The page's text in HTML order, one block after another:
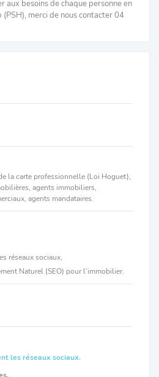
aux besoins de chaque personne en
merci de nous contacter 04
la carte professionnelle (Loi Hoguet),
agents immobiliers,
agents mandataires.
réseaux sociaux,
Naturel (SEO) pour l’immobilier.
les réseaux sociaux.